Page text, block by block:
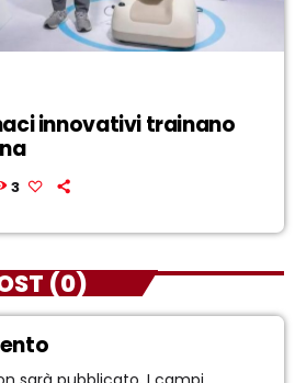
innovativi trainano
3
(0)